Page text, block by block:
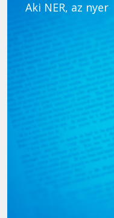
Aki NER, az nyer